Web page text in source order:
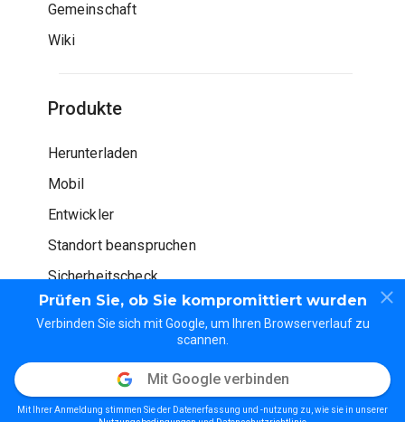
Prüfen Sie, ob Sie kompromittiert wurden
Verbinden Sie sich mit Google, um Ihren Browserverlauf zu
scannen.
Mit Google verbinden
Mit Ihrer Anmeldung stimmen Sie der Datenerfassung und -nutzung zu, wie sie in unserer
Gemeinschaft
Wiki
Produkte
Herunterladen
Mobil
Entwickler
Standort beanspruchen
Sicherheitscheck
© WOT Dienstleistungen LP. Alle Rechte vorbehalten